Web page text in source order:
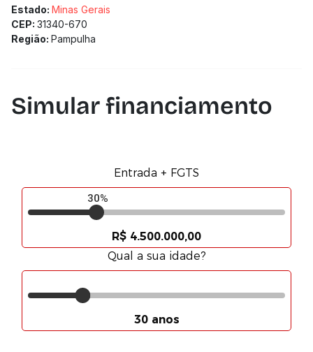
Estado: Minas Gerais
CEP: 31340-670
Região: Pampulha
Simular financiamento